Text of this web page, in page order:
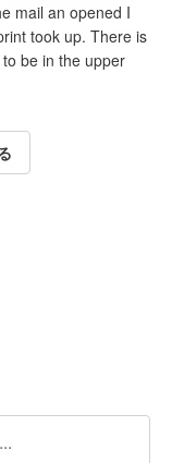
mail an opened I
took up. There is
be in the upper